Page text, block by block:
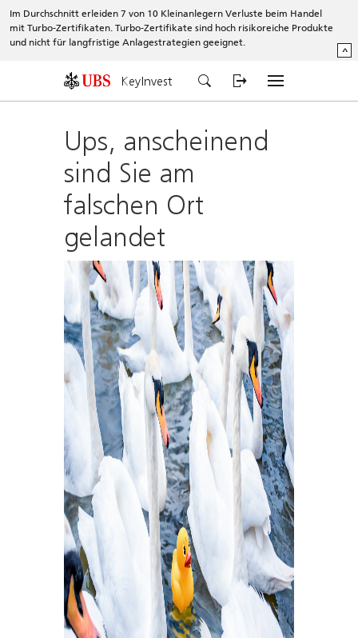
Im Durchschnitt erleiden 7 von 10 Kleinanlegern Verluste beim Handel
mit Turbo-Zertifikaten. Turbo-Zertifikate sind hoch risikoreiche Produkte
und nicht für langfristige Anlagestrategien geeignet.
^
KeyInvest
Ups, anscheinend
sind Sie am
falschen Ort
gelandet